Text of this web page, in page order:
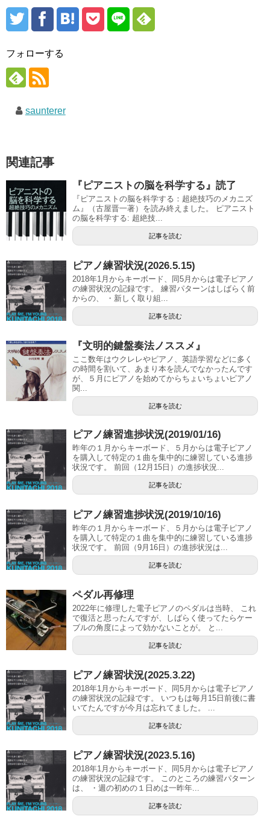
フォローする
saunterer
関連記事
『ピアニストの脳を科学する』読了
『ピアニストの脳を科学する：超絶技巧のメカニズ
ム』（古屋晋一著）を読み終えました。 ピアニスト
の脳を科学する: 超絶技...
記事を読む
ピアノ練習状況(2026.5.15)
2018年1月からキーボード、同5月からは電子ピアノ
の練習状況の記録です。 練習パターンはしばらく前
からの、 ・新しく取り組...
記事を読む
『文明的鍵盤奏法ノススメ』
ここ数年はウクレレやピアノ、英語学習などに多く
の時間を割いて、あまり本を読んでなかったんです
が、５月にピアノを始めてからちょいちょいピアノ
関...
記事を読む
ピアノ練習進捗状況(2019/01/16)
昨年の１月からキーボード、５月からは電子ピアノ
を購入して特定の１曲を集中的に練習している進捗
状況です。 前回（12月15日）の進捗状況...
記事を読む
ピアノ練習進捗状況(2019/10/16)
昨年の１月からキーボード、５月からは電子ピアノ
を購入して特定の１曲を集中的に練習している進捗
状況です。 前回（9月16日）の進捗状況は...
記事を読む
ペダル再修理
2022年に修理した電子ピアノのペダルは当時、 これ
で復活と思ったんですが、しばらく使ってたらケー
ブルの角度によって効かないことが。 と...
記事を読む
ピアノ練習状況(2025.3.22)
2018年1月からキーボード、同5月からは電子ピアノ
の練習状況の記録です。 いつもは毎月15日前後に書
いてたんですが今月は忘れてました。 ...
記事を読む
ピアノ練習状況(2023.5.16)
2018年1月からキーボード、同5月からは電子ピアノ
の練習状況の記録です。 このところの練習パターン
は、 ・週の初めの１日めは一昨年...
記事を読む